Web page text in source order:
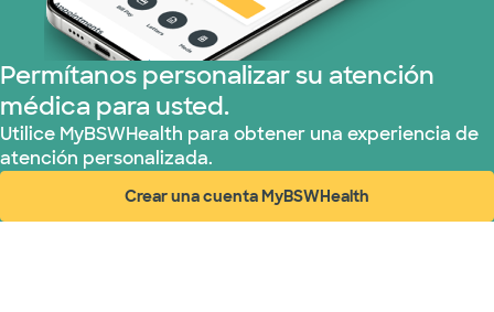
Permítanos personalizar su atención
médica para usted.
Utilice MyBSWHealth para obtener una experiencia de
atención personalizada.
Crear una cuenta MyBSWHealth
(abre en ventana nueva)